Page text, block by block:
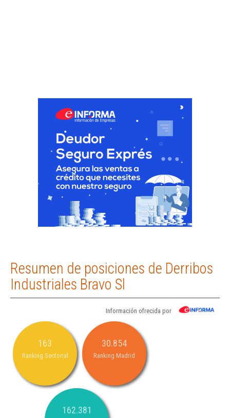
Resumen de posiciones de Derribos
Industriales Bravo Sl
Información ofrecida por
163
Ranking Sectorial
30.854
Ranking Madrid
162.381